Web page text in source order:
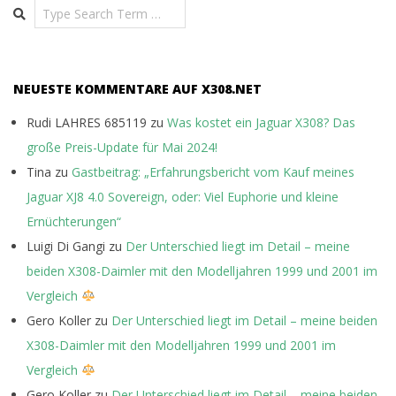
Search
NEUESTE KOMMENTARE AUF X308.NET
Rudi LAHRES 685119 zu Was kostet ein Jaguar X308? Das
große Preis-Update für Mai 2024!
Tina zu Gastbeitrag: „Erfahrungsbericht vom Kauf meines
Jaguar XJ8 4.0 Sovereign, oder: Viel Euphorie und kleine
Ernüchterungen“
Luigi Di Gangi zu Der Unterschied liegt im Detail – meine
beiden X308-Daimler mit den Modelljahren 1999 und 2001 im
Vergleich
Gero Koller zu Der Unterschied liegt im Detail – meine beiden
X308-Daimler mit den Modelljahren 1999 und 2001 im
Vergleich